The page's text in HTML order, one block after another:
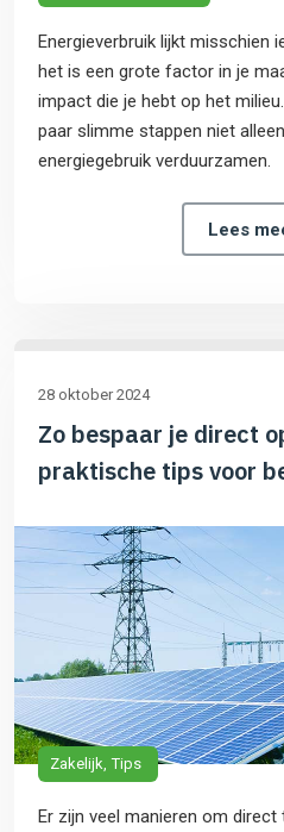
Energieverbruik lijkt misschien
het is een grote factor in je
impact die je hebt op het
paar slimme stappen niet
energiegebruik verduurzamen.
Lees
28 oktober 2024
Zo bespaar je direct
praktische tips voor
Zakelijk Tips
Er zijn veel manieren om